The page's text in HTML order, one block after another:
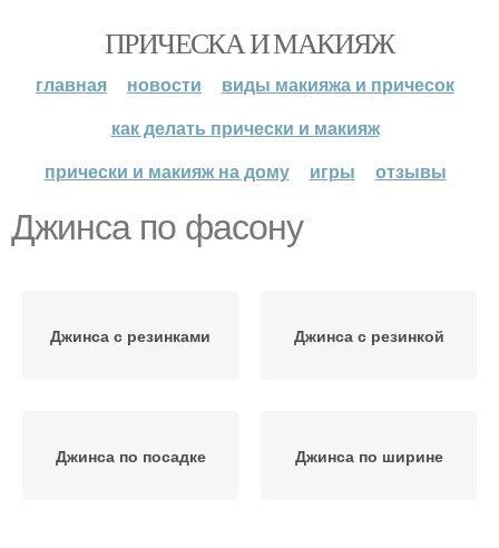
ПРИЧЕСКА И МАКИЯЖ
главная новости
виды макияжа и причесок
как делать прически и макияж
прически и макияж на дому
игры отзывы
Джинса по фасону
Джинса с резинками Джинса с резинкой
Джинса по посадке Джинса по ширине